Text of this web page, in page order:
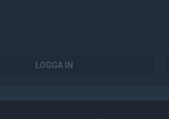
LOGGA IN